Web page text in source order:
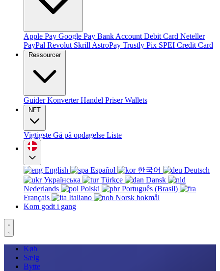
Apple Pay Google Pay Bank Account Debit Card Neteller
PayPal Revolut Skrill AstroPay Trustly Pix SPEI Credit Card
Ressourcer
GuiderKonverterHandel PriserWallets
NFT
Vigtigste Gå på opdagelse Liste
English Español 한국어
Deutsch
Українська
Türkçe
Dansk
Nederlands
Polski
Português (Brasil)
Français
Italiano
Norsk bokmål
Kom godt i gang
Køb
Sælg
Bytte